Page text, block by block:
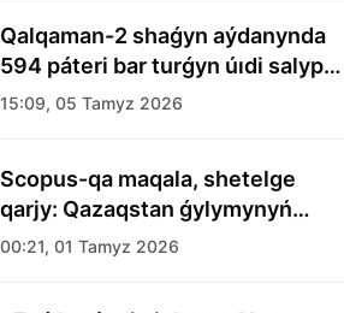
Qalqaman-2 shaǵyn aýdanynda
594 páteri bar turǵyn úıdi salyp
bitti
15:09, 05 Tamyz 2026
Scopus-qa maqala, shetelge
qarjy: Qazaqstan ǵylymynyń
esebi kimge kerek?
00:21, 01 Tamyz 2026